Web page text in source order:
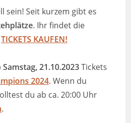
sein! Seit kurzem gibt es
. Ihr findet die
TICKETS KAUFEN!
Samstag, 21.10.2023Tickets
2024. Wenn du
du ab ca. 20:00 Uhr
.